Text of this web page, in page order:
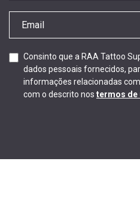
Consinto que a RAA Tattoo
dados pessoais fornecidos,
informações relacionadas
com o descrito nos termos de